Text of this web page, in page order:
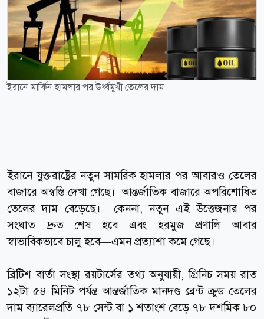
ইরানে মার্কিন হামলার পর উর্ধ্বমুখী তেলের দাম
ইরানে যুক্তরাষ্ট্রের নতুন সামরিক হামলার পর আবারও তেলের
বাজারে অস্বস্তি দেখা গেছে। আন্তর্জাতিক বাজারে অপরিশোধিত
তেলের দাম বেড়েছে। কেননা, নতুন এই উত্তেজনার পর
সংঘাত দ্রুত শেষ হবে এবং হরমুজ প্রণালি আবার
স্বাভাবিকভাবে চালু হবে—এমন প্রত্যাশা কমে গেছে।
ব্রিটিশ বার্তা সংস্থা রয়টার্সের তথ্য অনুযায়ী, গ্রিনিচ সময় রাত
১২টা ৫৪ মিনিট পর্যন্ত আন্তর্জাতিক মানদণ্ড ব্রেন্ট ক্রুড তেলের
দাম ব্যারেলপ্রতি ৭৮ সেন্ট বা ১ শতাংশ বেড়ে ৭৮ দশমিক ৮০